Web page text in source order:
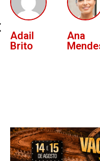
Ana
Mendes
Carolina
Nunes